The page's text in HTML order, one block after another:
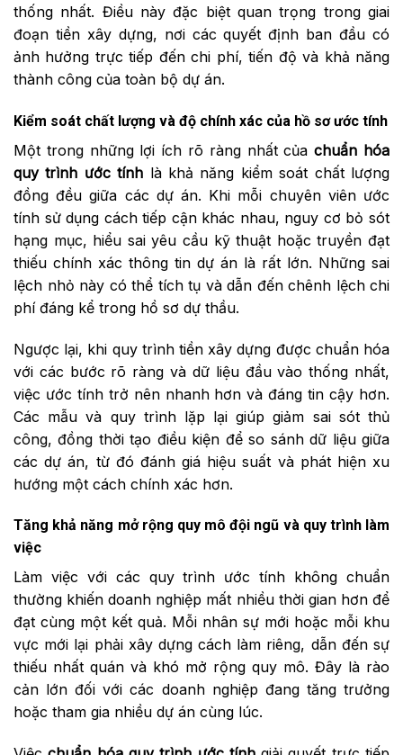
thống nhất. Điều này đặc biệt quan trọng trong giai
đoạn tiền xây dựng, nơi các quyết định ban đầu có
ảnh hưởng trực tiếp đến chi phí, tiến độ và khả năng
thành công của toàn bộ dự án.
Kiểm soát chất lượng và độ chính xác của hồ sơ ước tính
Một trong những lợi ích rõ ràng nhất củachuẩn hóa
quy trình ước tính là khả năng kiểm soát chất lượng
đồng đều giữa các dự án. Khi mỗi chuyên viên ước
tính sử dụng cách tiếp cận khác nhau, nguy cơ bỏ sót
hạng mục, hiểu sai yêu cầu kỹ thuật hoặc truyền đạt
thiếu chính xác thông tin dự án là rất lớn. Những sai
lệch nhỏ này có thể tích tụ và dẫn đến chênh lệch chi
phí đáng kể trong hồ sơ dự thầu.
Ngược lại, khi quy trình tiền xây dựng được chuẩn hóa
với các bước rõ ràng và dữ liệu đầu vào thống nhất,
việc ước tính trở nên nhanh hơn và đáng tin cậy hơn.
Các mẫu và quy trình lặp lại giúp giảm sai sót thủ
công, đồng thời tạo điều kiện để so sánh dữ liệu giữa
các dự án, từ đó đánh giá hiệu suất và phát hiện xu
hướng một cách chính xác hơn.
Tăng khả năng mở rộng quy mô đội ngũ và quy trình làm
việc
Làm việc với các quy trình ước tính không chuẩn
thường khiến doanh nghiệp mất nhiều thời gian hơn để
đạt cùng một kết quả. Mỗi nhân sự mới hoặc mỗi khu
vực mới lại phải xây dựng cách làm riêng, dẫn đến sự
thiếu nhất quán và khó mở rộng quy mô. Đây là rào
cản lớn đối với các doanh nghiệp đang tăng trưởng
hoặc tham gia nhiều dự án cùng lúc.